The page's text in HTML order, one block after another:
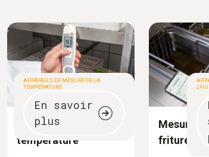
APPAREILS DE MESURE DE LA
TEMPÉRATURE
En savoir
plus
Mesure de la
température
Mesure
friture